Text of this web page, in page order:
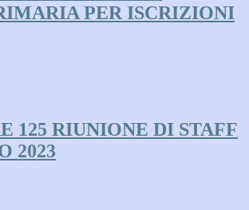
PER ISCRIZIONI
125 RIUNIONE DI STAFF
2023